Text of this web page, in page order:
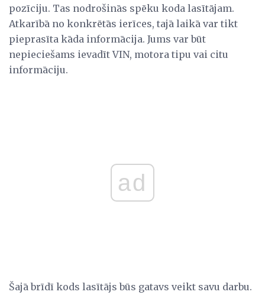
pozīciju. Tas nodrošinās spēku koda lasītājam.
Atkarībā no konkrētās ierīces, tajā laikā var tikt
pieprasīta kāda informācija. Jums var būt
nepieciešams ievadīt VIN, motora tipu vai citu
informāciju.
ad
Šajā brīdī kods lasītājs būs gatavs veikt savu darbu.